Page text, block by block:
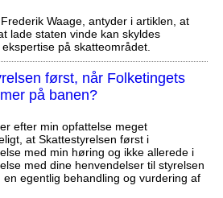
Waage, antyder i artiklen, at
lade staten vinde kan skyldes
på skatteområdet.
først, når Folketingets
på banen?
efter min opfattelse meget
at Skattestyrelsen først i
med min høring og ikke allerede i
med dine henvendelser til styrelsen
en egentlig behandling og vurdering af